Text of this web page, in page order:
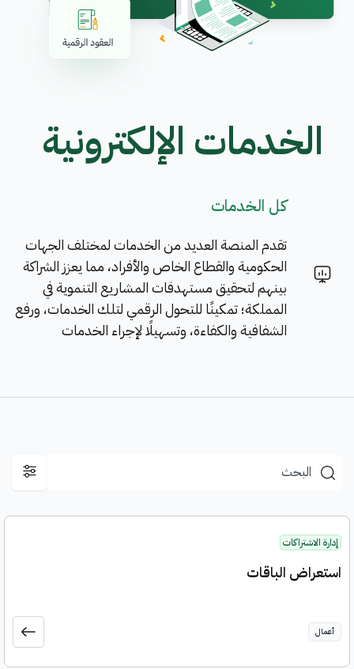
الخدمات الإلكترونية
كل الخدمات
تقدم المنصة العديد من الخدمات لمختلف الجهات
الحكومية والقطاع الخاص والأفراد، مما يعزز الشراكة
بينهم لتحقيق مستهدفات المشاريع التنموية في
المملكة؛ تمكينًا للتحول الرقمي لتلك الخدمات، ورفع
الشفافية والكفاءة، وتسهيلًا لإجراء الخدمات
إدارة الاشتراكات
استعراض الباقات
أعمال